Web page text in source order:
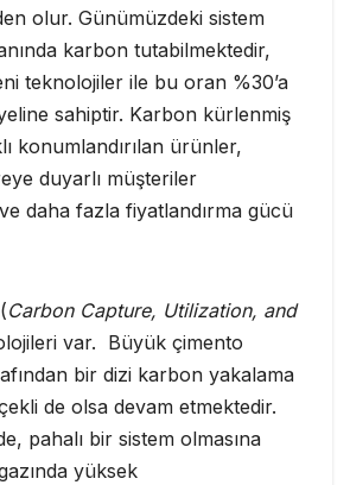
olur. Günümüzdeki sistem
karbon tutabilmektedir,
teknolojiler ile bu oran %30’a
sahiptir. Karbon kürlenmiş
konumlandırılan ürünler,
duyarlı müşteriler
daha fazla fiyatlandırma gücü
Carbon Capture, Utilization, and
var. Büyük çimento
bir dizi karbon yakalama
de olsa devam etmektedir.
pahalı bir sistem olmasına
yüksek